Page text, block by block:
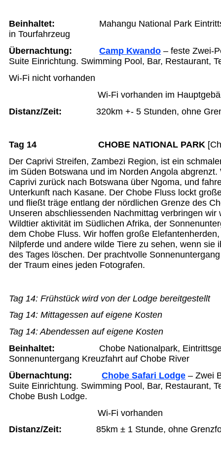
Beinhaltet: Mahangu National Park
in Tourfahrzeug
Übernachtung:Camp Kwando – feste Zwei-
Suite Einrichtung. Swimming Pool, Bar, Restaurant,
Wi-Fi nicht vorhanden
Wi-Fi vorhanden im
Distanz/Zeit: 320km +- 5 Stunden, ohne
Tag 14 CHOBE NATIONAL PARK
Der Caprivi Streifen, Zambezi Region, ist ein
im Süden Botswana und im Norden Angola
Caprivi zurück nach Botswana über Ngoma, und
Unterkunft nach Kasane. Der Chobe Fluss lockt
und fließt träge entlang der nördlichen Grenze des
Unseren abschliessenden Nachmittag verbringen wir
Wildtier aktivität im Südlichen Afrika, der
dem Chobe Fluss. Wir hoffen große
Nilpferde und andere wilde Tiere zu sehen, wenn sie
des Tages löschen. Der prachtvolle
der Traum eines jeden Fotografen.
Tag 14:Frühstück wird von der Lodge bereitgestellt
Tag 14:Mittagessen auf eigene Kosten
Tag 14:Abendessen auf eigene Kosten
Beinhaltet: Chobe Nationalpark,
Sonnenuntergang Kreuzfahrt auf Chobe River
Übernachtung:Chobe Safari Lodge – Zwei
Suite Einrichtung. Swimming Pool, Bar, Restaurant,
Chobe Bush Lodge.
Wi-Fi vorhanden
Distanz/Zeit: 85km ± 1 Stunde, ohne